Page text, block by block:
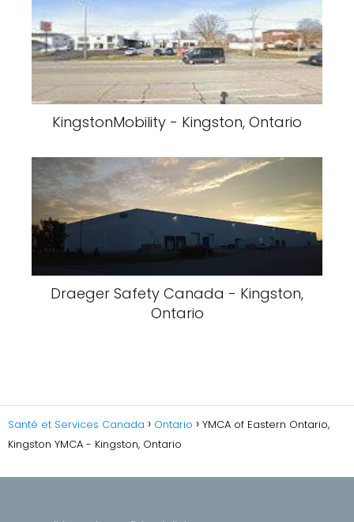
KingstonMobility - Kingston, Ontario
Draeger Safety Canada - Kingston,
Ontario
Santé et Services Canada Ontario
YMCA of Eastern Ontario,
Kingston YMCA - Kingston, Ontario